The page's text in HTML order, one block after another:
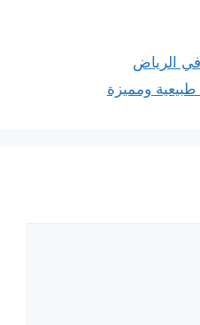
الرياض
ومميزة